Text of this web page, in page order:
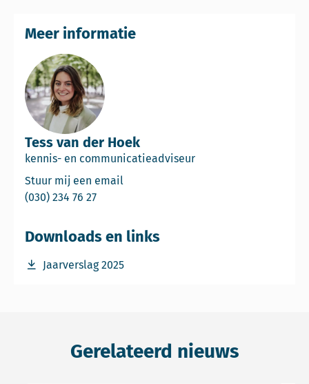
Tess van der Hoek
kennis- en communicatieadviseur
Stuur mij een email
(030) 234 76 27Bel Tess van der Hoek
Meer informatie
Downloads en links
Jaarverslag 2025
Download bestand Jaarverslag-2025-Commissie-NL.pdf
Gerelateerd nieuws